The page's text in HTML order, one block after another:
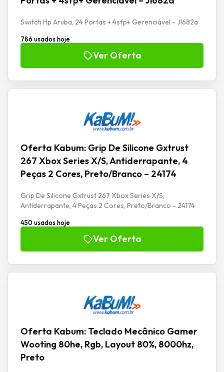
Switch Hp Aruba, 24 Portas + 4sfp+ Gerenciável - Jl682a
786 usados hoje
Ver Oferta
Oferta Kabum: Grip De Silicone Gxtrust
267 Xbox Series X/S, Antiderrapante, 4
Peças 2 Cores, Preto/Branco – 24174
Grip De Silicone Gxtrust 267 Xbox Series X/S,
Antiderrapante, 4 Peças 2 Cores, Preto/Branco - 24174
450 usados hoje
Ver Oferta
Oferta Kabum: Teclado Mecânico Gamer
Wooting 80he, Rgb, Layout 80%, 8000hz,
Preto